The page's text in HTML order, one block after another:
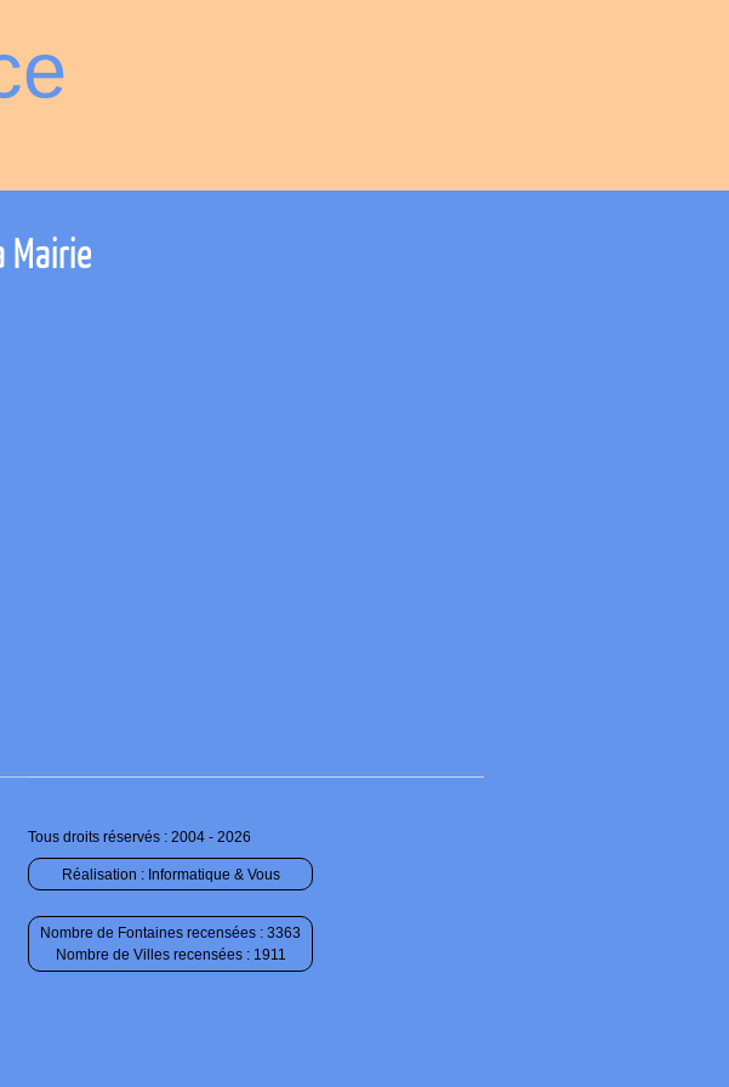
Mairie
Tous droits réservés : 2004 - 2026
Réalisation : Informatique & Vous
Nombre de Fontaines recensées : 3363
Nombre de Villes recensées : 1911